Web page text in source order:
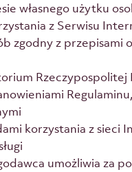
własnego użytku
z Serwisu
zgodny z przepisami
Rzeczypospolitej
korzystania z sieci
umożliwia za